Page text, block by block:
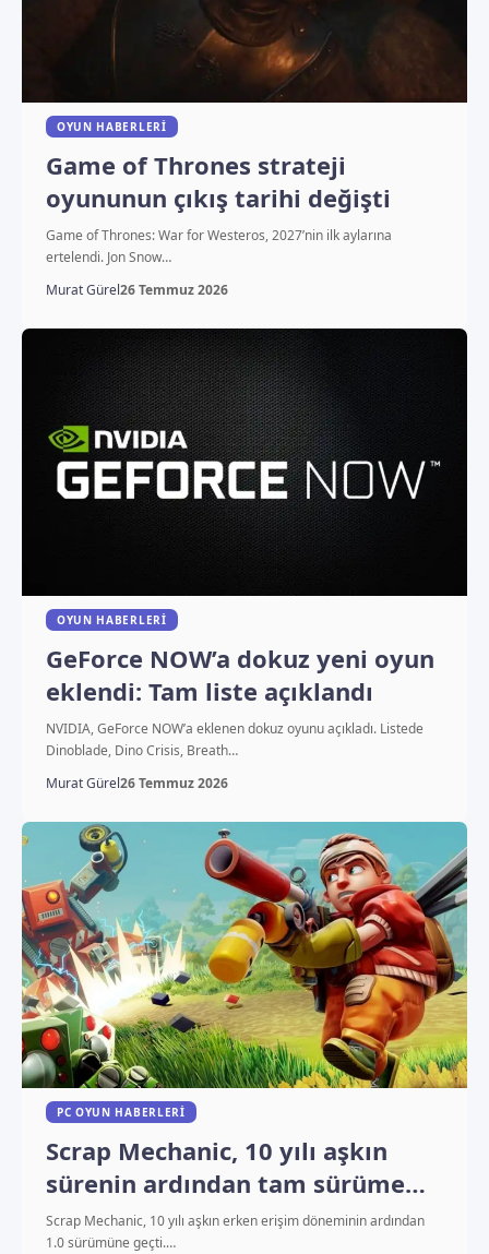
OYUN HABERLERI
Game of Thrones strateji
oyununun çıkış tarihi değişti
Game of Thrones: War for Westeros, 2027’nin ilk aylarına
ertelendi. Jon Snow…
Murat Gürel26 Temmuz 2026
OYUN HABERLERI
GeForce NOW’a dokuz yeni oyun
eklendi: Tam liste açıklandı
NVIDIA, GeForce NOW’a eklenen dokuz oyunu açıkladı. Listede
Dinoblade, Dino Crisis, Breath…
Murat Gürel26 Temmuz 2026
PC OYUN HABERLERI
Scrap Mechanic, 10 yılı aşkın
sürenin ardından tam sürüme
geçti
Scrap Mechanic, 10 yılı aşkın erken erişim döneminin ardından
1.0 sürümüne geçti.…